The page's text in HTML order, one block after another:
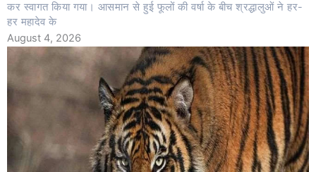
कर स्वागत किया गया। आसमान से हुई फूलों की वर्षा के बीच श्रद्धालुओं ने हर-
हर महादेव के
August 4, 2026